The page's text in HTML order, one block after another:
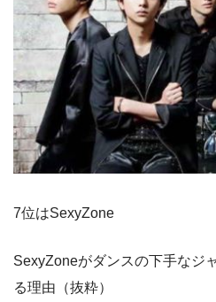
7位はSexyZone
SexyZoneがダンスの下手なジ
る理由（抜粋）